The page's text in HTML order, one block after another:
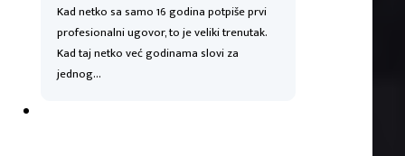
Kad netko sa samo 16 godina potpiše prvi
profesionalni ugovor, to je veliki trenutak.
Kad taj netko već godinama slovi za
jednog…